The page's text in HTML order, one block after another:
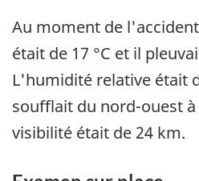
Au moment de
était de 17 °C et il
L'humidité relative était
soufflait du nord-ouest
visibilité était de 24 km.